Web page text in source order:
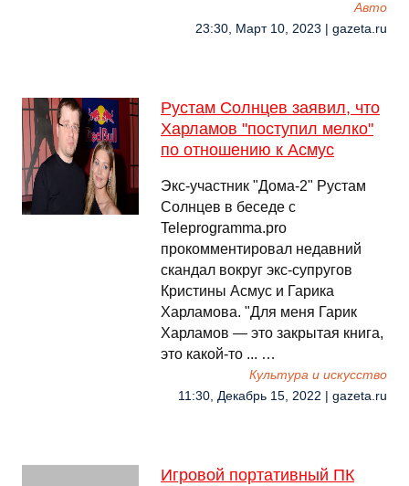
Авто
23:30, Март 10, 2023 | gazeta.ru
Рустам Солнцев заявил, что
Харламов "поступил мелко"
по отношению к Асмус
Экс-участник "Дома-2" Рустам
Солнцев в беседе с
Teleprogramma.pro
прокомментировал недавний
скандал вокруг экс-супругов
Кристины Асмус и Гарика
Харламова. "Для меня Гарик
Харламов — это закрытая книга,
это какой-то ... …
Культура и искусство
11:30, Декабрь 15, 2022 | gazeta.ru
Игровой портативный ПК